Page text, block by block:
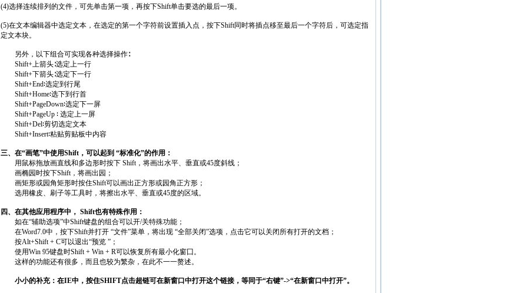
(4)选择连续排列的文件，可先单击第一项，再按下Shift单击要选的最后一项。
(5)在文本编辑器中选定文本，在选定的第一个字符前设置插入点，按下Shift同时将插点移至最后一个字符后，可选定指
定文本块。
另外，以下组合可实现各种选择操作∶
Shift+上箭头∶选定上一行
Shift+下箭头∶选定下一行
Shift+End∶选定到行尾
Shift+Home∶选下到行首
Shift+PageDown∶选定下一屏
Shift+PageUp ∶ 选定上一屏
Shift+Del∶剪切选定文本
Shift+Insert∶粘贴剪贴板中内容
三、在“画笔”中使用Shift，可以起到 “标准化”的作用：
用鼠标拖放画直线和多边形时按下 Shift，将画出水平、垂直或45度斜线；
画椭园时按下Shift，将画出园；
画矩形或园角矩形时按住Shift可以画出正方形或园角正方形；
选用橡皮、刷子等工具时，将擦出水平、垂直或45度的区域。
四、在其他应用程序中， Shift也有特殊作用：
如在“辅助选项”中Shift键盘的组合可以开/关特殊功能；
在Word7.0中，按下Shift并打开 “文件”菜单，将出现 “全部关闭”选项，点击它可以关闭所有打开的文档；
按Alt+Shift + C可以退出“预览 ”；
使用Win 95键盘时Shift + Win + R可以恢复所有最小化窗囗。
这样的功能还有很多，而且也较为繁杂，在此不一一赘述。
小小的补充：在IE中，按住SHIFT点击超链可在新窗口中打开这个链接，等同于“右键”->“在新窗口中打开”。